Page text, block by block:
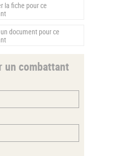
la fiche pour ce
document pour ce
un combattant